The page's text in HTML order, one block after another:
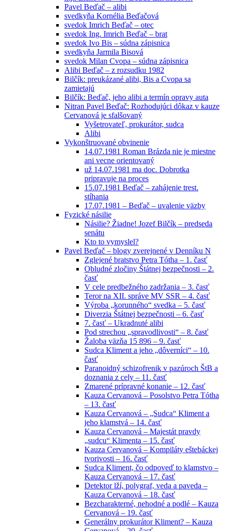
Pavel Beďač – alibi
svedkyňa Kornélia Beďačová
svedok Imrich Beďač – otec
svedok Ing. Imrich Beďač – brat
svedok Ivo Bis – súdna zápisnica
svedkyňa Jarmila Bisová
svedok Milan Cvopa – súdna zápisnica
Alibi Beďač – z rozsudku 1982
Bilčík: preukázané alibi, Bis a Cvopa sa
zamietajú
Bilčík: Beďač, jeho alibi a termín opravy auta
Nitran Pavel Beďač: Rozhodujúci dôkaz v kauze
Cervanová je sfalšovaný
Vyšetrovateľ, prokurátor, sudca
Alibi
Vykonštruované obvinenie
14.07.1981 Roman Brázda nie je miestne
ani vecne orientovaný
už 14.07.1981 ma doc. Dobrotka
pripravuje na proces
15.07.1981 Beďač – zahájenie trest.
stíhania
17.07.1981 – Beďač – uvalenie väzby
Fyzické násilie
Násilie? Žiadne! Jozef Bilčík – predseda
senátu
Kto to vymyslel?
Pavel Beďač – blogy zverejnené v Denníku N
Zglejené bratstvo Petra Tótha – 1. časť
Obludné zločiny Štátnej bezpečnosti – 2.
časť
V cele predbežného zadržania – 3. časť
Teror na XII. správe MV SSR – 4. časť
Výroba „korunného“ svedka – 5. časť
Diverzia Štátnej bezpečnosti – 6. časť
7. časť – Ukradnuté alibi
Pod strechou „spravodlivosti“ – 8. časť
Žaloba väzňa 15 896 – 9. časť
Sudca Kliment a jeho „dôverníci“ – 10.
časť
Paranoidný schizofrenik v pazúroch ŠtB a
doznania z cely – 11. časť
Zmarené prípravné konanie – 12. časť
Kauza Cervanová – Posolstvo Petra Tótha
– 13. časť
Kauza Cervanová – „Sudca“ Kliment a
jeho klamstvá – 14. časť
Kauza Cervanová – Majestát pravdy
„sudcu“ Klimenta – 15. časť
Kauza Cervanová – Kompiláty eštebáckej
tvorivosti – 16. časť
Sudca Kliment, čo odpoveď to klamstvo –
Kauza Cervanová – 17. časť
Detektor lží, polygraf, veda a paveda –
Kauza Cervanová – 18. časť
Bezcharakterné, nehodné a podlé – Kauza
Cervanová – 19. časť
Generálny prokurátor Kliment? – Kauza